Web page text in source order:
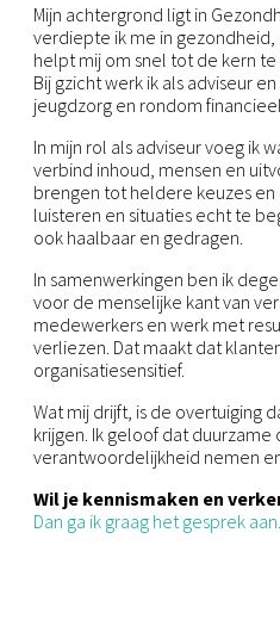
Mijn achtergrond ligt in
verdiepte ik me in
helpt mij om snel tot de kern
Bij gzicht werk ik als adviseur
jeugdzorg en rondom
In mijn rol als adviseur voeg ik
verbind inhoud, mensen en
brengen tot heldere keuzes
luisteren en situaties echt te
ook haalbaar en gedragen.
In samenwerkingen ben ik
voor de menselijke kant van
medewerkers en werk met
verliezen. Dat maakt dat
organisatiesensitief.
Wat mij drijft, is de overtuiging
krijgen. Ik geloof dat
verantwoordelijkheid nemen
Wil je kennismaken en
Dan ga ik graag het gesprek aan.